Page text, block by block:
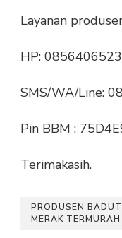
Layanan
HP:
SMS/WA/Line:
Pin BBM :
Terimakasih.
PRODUSEN
MERAK TERMURAH